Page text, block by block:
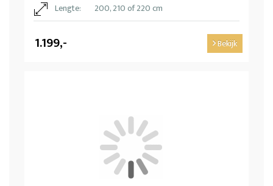
Lengte:
200, 210 of 220 cm
1.199,- Bekijk